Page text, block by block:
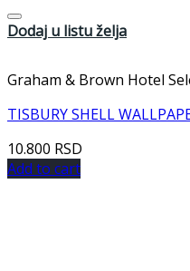
Dodaj u listu želja
Graham & Brown Hotel
TISBURY SHELL
10.800 RSD
Add to cart